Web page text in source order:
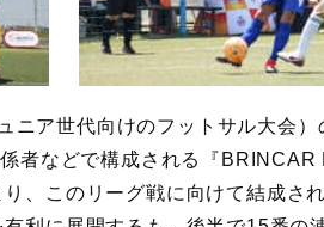
ニア世代向けのフットサル大会
者などで構成される『BRINCAR
、このリーグ戦に向けて結成さ